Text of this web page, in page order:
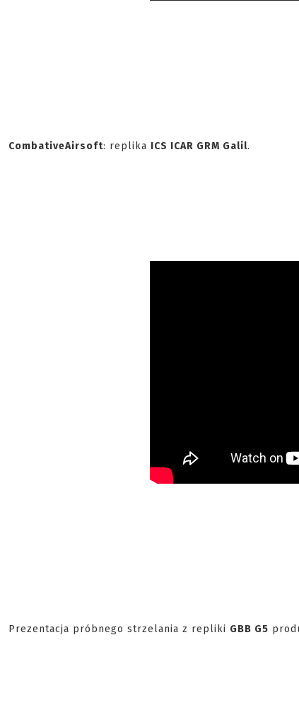
CombativeAirsoft: replika ICS ICAR GRM Galil.
Prezentacja próbnego strzelania z repliki GBB G5